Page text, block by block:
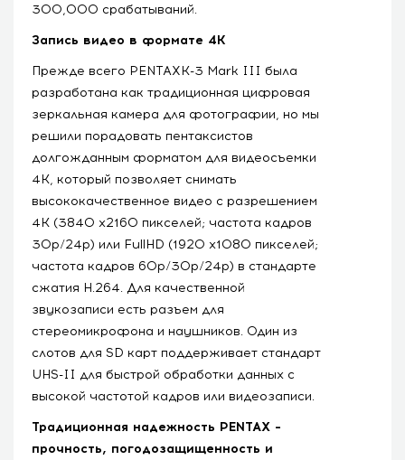
300,000 срабатываний.
Запись видео в формате 4K
Прежде всего PENTAXK-3 Mark III была
разработана как традиционная цифровая
зеркальная камера для фотографии, но мы
решили порадовать пентаксистов
долгожданным форматом для видеосъемки
4K, который позволяет снимать
высококачественное видео с разрешением
4K (3840 x2160 пикселей; частота кадров
30p/24p) или FullHD (1920 x1080 пикселей;
частота кадров 60p/30p/24p) в стандарте
сжатия H.264. Для качественной
звукозаписи есть разъем для
стереомикрофона и наушников. Один из
слотов для SD карт поддерживает стандарт
UHS-II для быстрой обработки данных с
высокой частотой кадров или видеозаписи.
Традиционная надежность PENTAX –
прочность, погодозащищенность и